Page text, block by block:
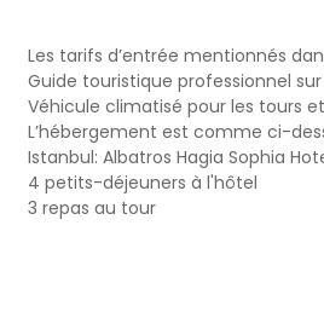
Les tarifs d’entrée mentionnés
Guide touristique professionnel
Véhicule climatisé pour les tours
L’hébergement est comme ci-
Istanbul: Albatros Hagia Sophia
4 petits-déjeuners à l'hôtel
3 repas au tour